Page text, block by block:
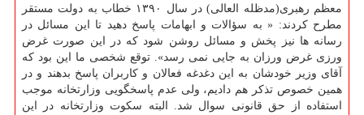
معظم رهبری(مدظله العالی) در سال ۱۳۹۰ خطاب به دولت مستقر
مطرح کردند: « به سؤالات و ابهامات پاسخ دهید تا این مسائل در
رسانه ها نیز پخش و مسائل روشن شود که در این صورت غرض
ورزی غرض ورزان به جایی نمی رسد». توقع شخصی ما این بود که
آقای وزیر خودشان به این دغدغه فعالان و کاربران پاسخ بدهند و در
همین خصوص تذکر هم دادیم، ولی عدم پاسخگویی وزارتخانه موجب
استفاده از حق قانونی سوال شد. البته سکوت وزارتخانه در این